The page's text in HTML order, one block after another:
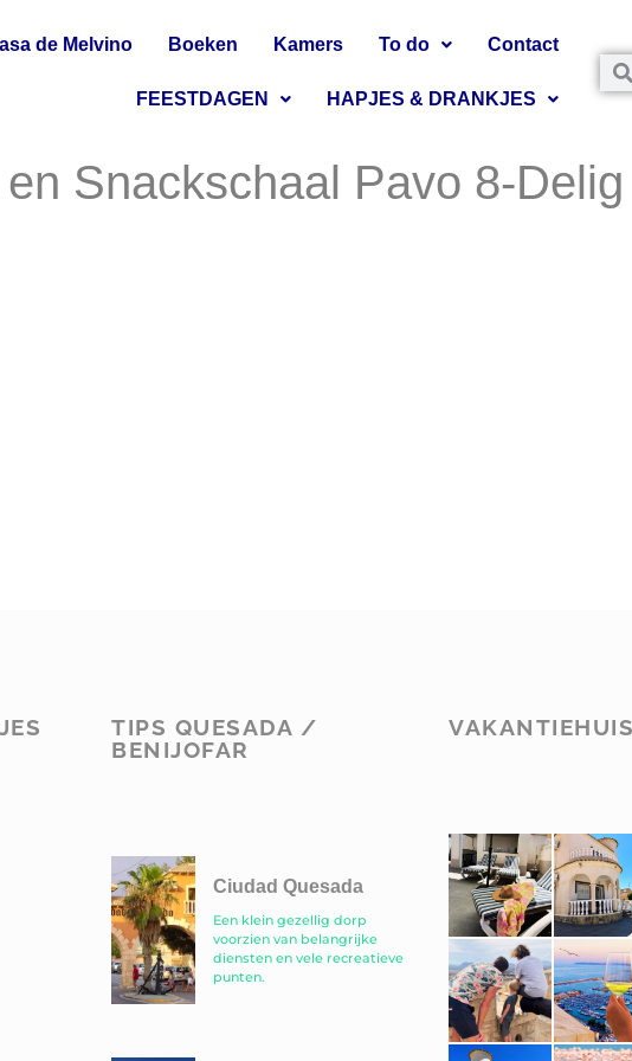
de Melvino Boeken Kamers To do Contact
FEESTDAGEN HAPJES & DRANKJES
Snackschaal Pavo 8-Delig
TIPS QUESADA /
BENIJOFAR
Ciudad Quesada
Een klein gezellig dorp
voorzien van belangrijke
diensten en vele recreatieve
punten.